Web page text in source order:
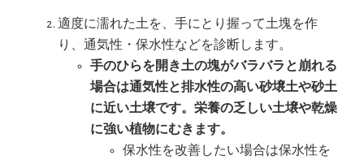
適度に濡れた土を、手にとり握って土塊を作
り、通気性・保水性などを診断します。
手のひらを開き土の塊がバラバラと崩れる
場合は通気性と排水性の高い砂壌土や砂土
に近い土壌です。栄養の乏しい土壌や乾燥
に強い植物にむきます。
保水性を改善したい場合は保水性を